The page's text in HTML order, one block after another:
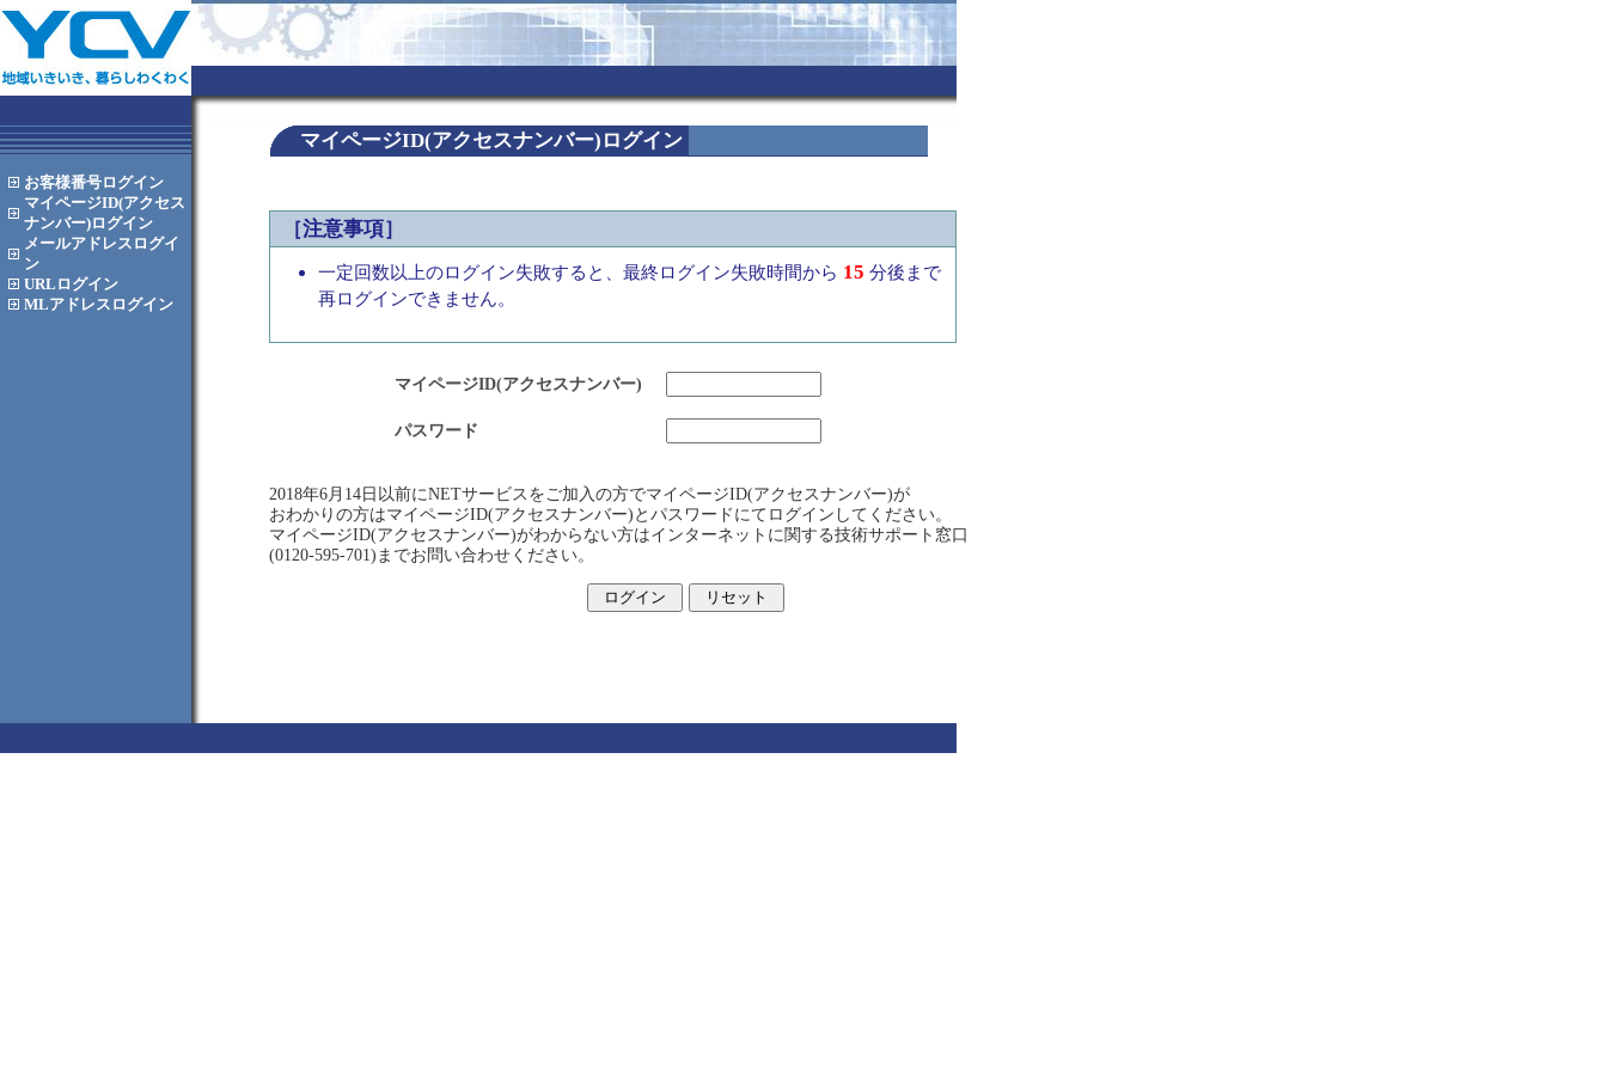
お客様番号ログイン
マイページID(アクセス
ナンバー)ログイン
メールアドレス ログイ
ン
URL ログイン
MLアドレス ログイン
マイページID(アクセスナンバー)ログイン
［注意事項］
一定回数以上のログイン失敗すると、最終ログイン失敗時間から 15 分後まで
再ログインできません。
マイページID(アクセスナンバー)
パスワード
2018年6月14日以前にNETサービスをご加入の方でマイページID(アクセスナンバー)が
おわかりの方はマイページID(アクセスナンバー)とパスワードにてログインしてください。
マイページID(アクセスナンバー)がわからない方はインターネットに関する技術サポート窓口
(0120-595-701)までお問い合わせください。